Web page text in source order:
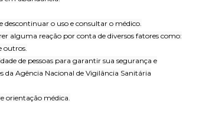
o uso e consultar o médico.
alguma reação por conta de diversos fatores como:
outros.
de pessoas para garantir sua segurança e
da Agência Nacional de Vigilância Sanitária
orientação médica.